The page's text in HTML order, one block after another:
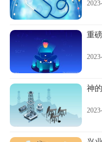
重
神